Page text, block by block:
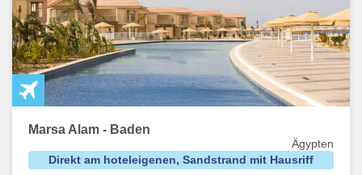
Marsa Alam - Baden
Ägypten
Direkt am hoteleigenen, Sandstrand mit Hausriff